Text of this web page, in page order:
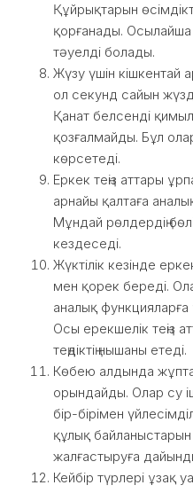
Құйрықтарын
қорғанады. Осылайша
тәуелді болады.
Жүзу үшін кішкентай
ол секунд сайын
Қанат белсенді
қозғалмайды. Бұл
көрсетеді.
Еркек теңіз аттары
арнайы қалтаға
Мұндай рөлдердің
кездеседі.
Жүктілік кезінде
мен қорек береді.
аналық
Осы ерекшелік теңіз
теңдіктің нышаны етеді.
Көбею алдында
орындайды. Олар су
бір-бірімен
құлық
жалғастыруға
Кейбір түрлері ұзақ